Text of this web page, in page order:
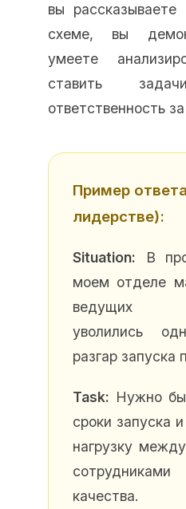
вы
схеме, вы
умеете
ставить
ответственность за
Пример
лидерстве):
Situation: В
моем отделе
ведущих
уволились
разгар запуска
Task: Нужно
сроки запуска
нагрузку
качества.